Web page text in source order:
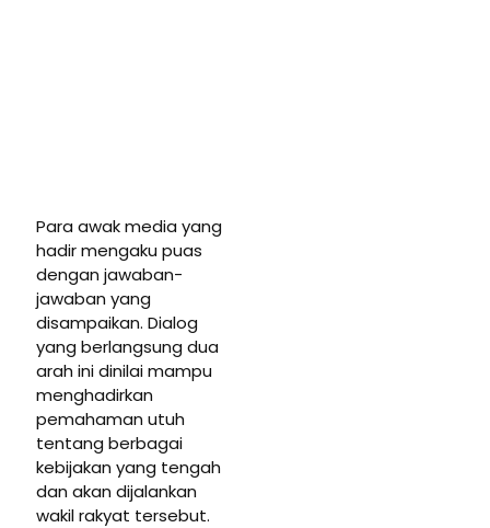
Para awak media yang
hadir mengaku puas
dengan jawaban-
jawaban yang
disampaikan. Dialog
yang berlangsung dua
arah ini dinilai mampu
menghadirkan
pemahaman utuh
tentang berbagai
kebijakan yang tengah
dan akan dijalankan
wakil rakyat tersebut.